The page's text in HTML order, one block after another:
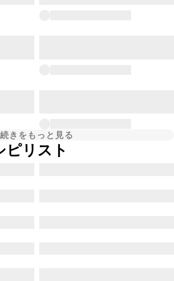
続きをもっと見る
ピリスト